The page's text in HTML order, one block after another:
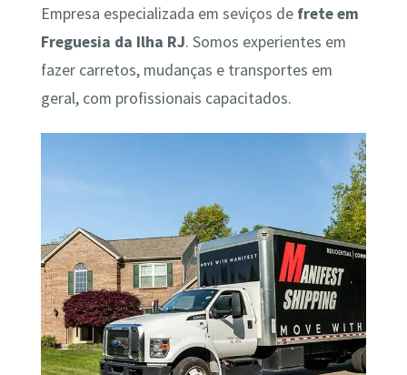
Empresa especializada em seviços de frete em
Freguesia da Ilha RJ. Somos experientes em
fazer carretos, mudanças e transportes em
geral, com profissionais capacitados.